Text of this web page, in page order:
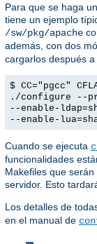
Para que se haga
tiene un ejemplo
/sw/pkg/apache
además, con dos
cargarlos después
$ CC="pgcc"
./configure --
--enable-
--enable-
Cuando se ejecuta
funcionalidades
Makefiles que
servidor. Esto
Los detalles de
en el manual de